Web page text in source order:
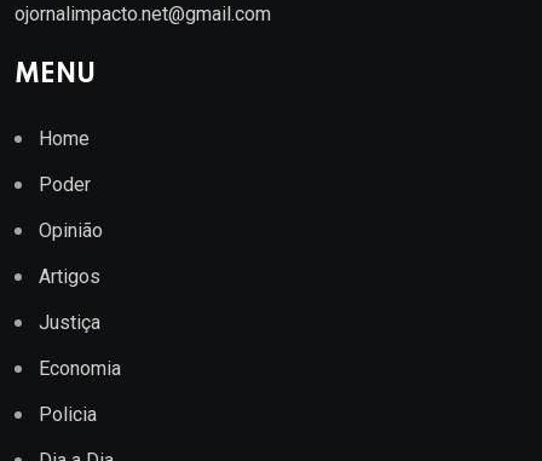
ojornalimpacto.net@gmail.com
MENU
Home
Poder
Opinião
Artigos
Justiça
Economia
Policia